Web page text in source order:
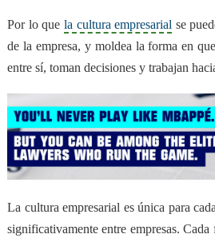
Por lo que la cultura empresarial se
de la empresa, y moldea la forma en
entre sí, toman decisiones y trabajan
La cultura empresarial es única para
significativamente entre empresas.